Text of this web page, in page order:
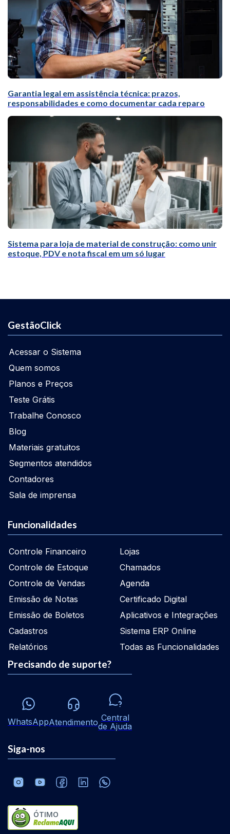
Garantia legal em assistência técnica: prazos,
responsabilidades e como documentar cada reparo
Sistema para loja de material de construção: como unir
estoque, PDV e nota fiscal em um só lugar
GestãoClick
Acessar o Sistema
Quem somos
Planos e Preços
Teste Grátis
Trabalhe Conosco
Blog
Materiais gratuitos
Segmentos atendidos
Contadores
Sala de imprensa
Funcionalidades
Controle Financeiro
Controle de Estoque
Controle de Vendas
Emissão de Notas
Emissão de Boletos
Cadastros
Relatórios
Lojas
Chamados
Agenda
Certificado Digital
Aplicativos e Integrações
Sistema ERP Online
Todas as Funcionalidades
Precisando de suporte?
WhatsAppAtendimento Central
de Ajuda
Siga-nos
ÓTIMO